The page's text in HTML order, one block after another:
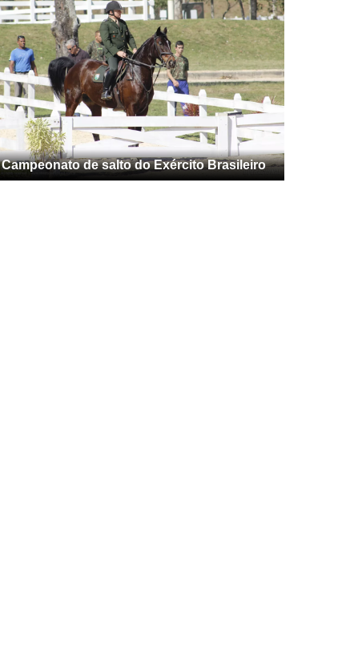
Campeonato de salto do Exército Brasileiro